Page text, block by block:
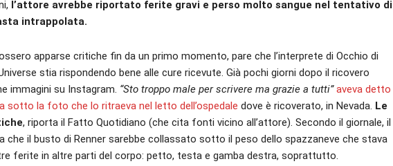
l’attore avrebbe riportato ferite gravi e perso molto sangue nel tentativo di
intrappolata.
apparse critiche fin da un primo momento, pare che l’interprete di Occhio di
stia rispondendo bene alle cure ricevute. Già pochi giorni dopo il ricovero
immagini su Instagram. “Sto troppo male per scrivere ma grazie a tutti”aveva detto
sotto la foto che lo ritraeva nel letto dell’ospedale dove è ricoverato, in Nevada. Le
, riporta il Fatto Quotidiano (che cita fonti vicino all’attore). Secondo il giornale, il
che il busto di Renner sarebbe collassato sotto il peso dello spazzaneve che stava
ferite in altre parti del corpo: petto, testa e gamba destra, soprattutto.